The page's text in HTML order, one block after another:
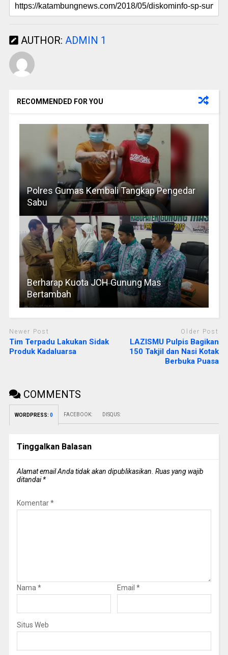
AUTHOR: ADMIN 1
RECOMMENDED FOR YOU
Polres Gumas Kembali Tangkap Pengedar
Sabu
Berharap Kuota JCH Gunung Mas
Bertambah
Newer Post
Tim Terpadu Lakukan Sidak
Produk Kadaluarsa
Older Post
LAZISMU Pulpis Bagikan
150 Takjil dan Nasi Kotak
Berbuka Puasa
COMMENTS
WORDPRESS: 0 FACEBOOK: DISQUS:
Tinggalkan Balasan
Alamat email Anda tidak akan dipublikasikan. Ruas yang wajib
ditandai*
Komentar*
Nama* Email *
Situs Web